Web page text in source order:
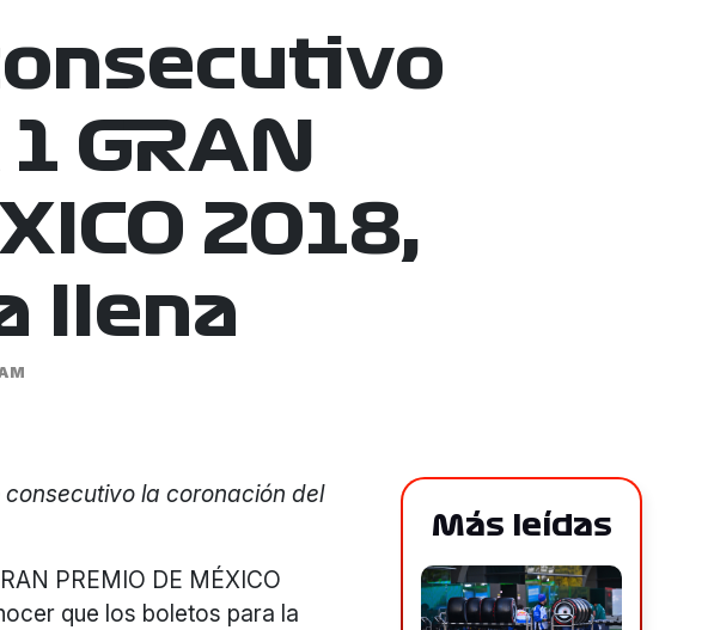
GRAN
2018,
llena
la coronación del
PREMIO DE MÉXICO
que los boletos para la
Más leídas